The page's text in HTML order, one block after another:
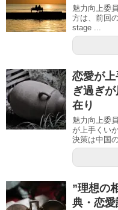
魅力向上委
方は、前回
stage ...
恋愛が
ぎ過ぎ
在り
魅力向上委
が上手くい
決策は中国
”理想の
典・恋